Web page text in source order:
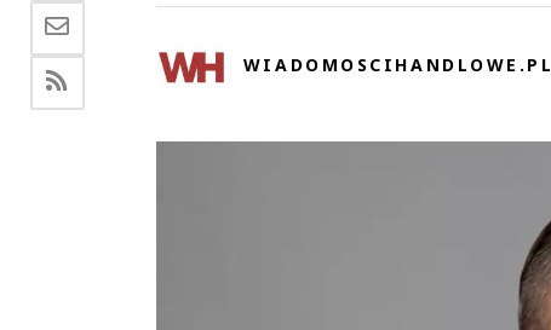
WIADOMOSCIHANDLOWE.PL